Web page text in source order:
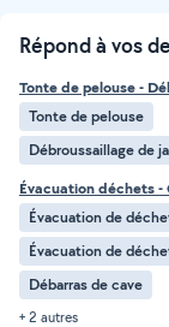
Répond à vos
Tonte de pelouse -
Tonte de pelouse
Débroussaillage de
Évacuation déchets -
Évacuation de
Évacuation de
Débarras de cave
+ 2 autres